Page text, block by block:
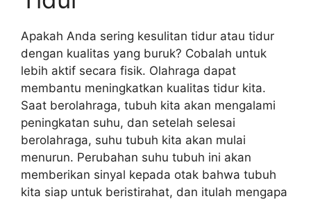
Apakah Anda sering kesulitan tidur atau tidur
dengan kualitas yang buruk? Cobalah untuk
lebih aktif secara fisik. Olahraga dapat
membantu meningkatkan kualitas tidur kita.
Saat berolahraga, tubuh kita akan mengalami
peningkatan suhu, dan setelah selesai
berolahraga, suhu tubuh kita akan mulai
menurun. Perubahan suhu tubuh ini akan
memberikan sinyal kepada otak bahwa tubuh
kita siap untuk beristirahat, dan itulah mengapa